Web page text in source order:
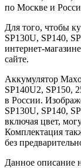
по Москве и
Для того, чтобы
SP130U, SP140,
интернет-
сайте.
Аккумулятор
SP140U2, SP150,
в России.
SP130U, SP140,
включая цвет,
Комплектация
без
Данное описание